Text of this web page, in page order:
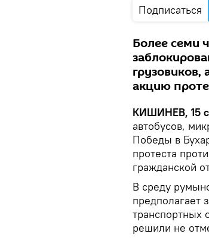
Подписаться
Более семи
акцию
КИШИНЕВ, 15
автобусов,
Победы в
протеста
гражданской
В среду
предполагает
транспортных
решили не